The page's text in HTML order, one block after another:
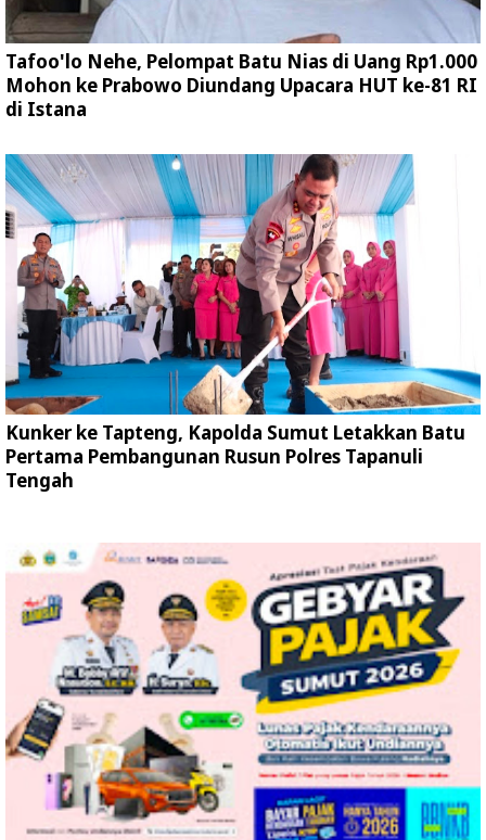
Tafoo'lo Nehe, Pelompat Batu Nias di Uang Rp1.000
Mohon ke Prabowo Diundang Upacara HUT ke-81 RI
di Istana
Kunker ke Tapteng, Kapolda Sumut Letakkan Batu
Pertama Pembangunan Rusun Polres Tapanuli
Tengah